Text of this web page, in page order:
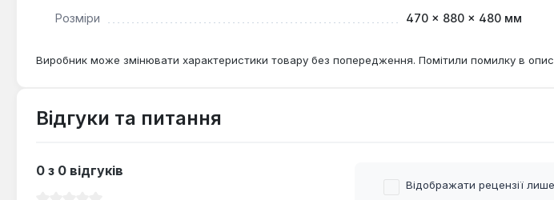
Розміри 470 × 880 × 480 мм
Виробник може змінювати характеристики товару без попередження. Помітили помилку в
Відгуки та питання
0 з 0 відгуків
Відображати рецензії